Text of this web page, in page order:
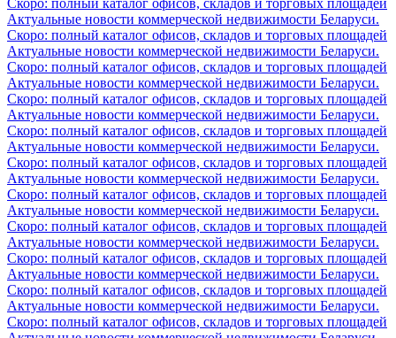
Актуальные новости коммерческой недвижимости Беларуси.
Скоро: полный каталог офисов, складов и торговых площадей
Актуальные новости коммерческой недвижимости Беларуси.
Скоро: полный каталог офисов, складов и торговых площадей
Актуальные новости коммерческой недвижимости Беларуси.
Скоро: полный каталог офисов, складов и торговых площадей
Актуальные новости коммерческой недвижимости Беларуси.
Скоро: полный каталог офисов, складов и торговых площадей
Актуальные новости коммерческой недвижимости Беларуси.
Скоро: полный каталог офисов, складов и торговых площадей
Актуальные новости коммерческой недвижимости Беларуси.
Скоро: полный каталог офисов, складов и торговых площадей
Актуальные новости коммерческой недвижимости Беларуси.
Скоро: полный каталог офисов, складов и торговых площадей
Актуальные новости коммерческой недвижимости Беларуси.
Скоро: полный каталог офисов, складов и торговых площадей
Актуальные новости коммерческой недвижимости Беларуси.
Скоро: полный каталог офисов, складов и торговых площадей
Актуальные новости коммерческой недвижимости Беларуси.
Скоро: полный каталог офисов, складов и торговых площадей